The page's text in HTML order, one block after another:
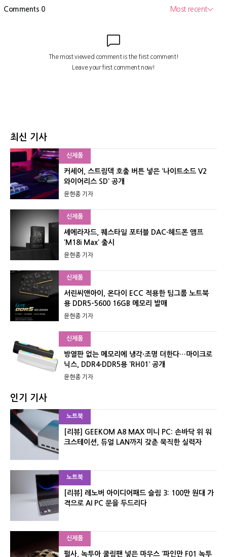
최신 기사
신제품
커세어, 스트림덱 호출 버튼 넣은 ‘나이트소드 V2
와이어리스 SD’ 공개
윤현종 기자
신제품
셰에라자드, 퀘스타일 포터블 DAC·헤드폰 앰프
‘M18i Max’ 출시
윤현종 기자
신제품
서린씨앤아이, 온다이 ECC 적용한 팀그룹 노트북
용 DDR5-5600 16GB 메모리 발매
윤현종 기자
신제품
방열판 없는 메모리에 냉각·조명 더한다…마이크로
닉스, DDR4·DDR5용 ‘RH01’ 공개
윤현종 기자
인기 기사
노트북
[리뷰] GEEKOM A8 MAX 미니 PC: 손바닥 위 워
크스테이션, 듀얼 LAN까지 갖춘 묵직한 실력자
노트북
[리뷰] 레노버 아이디어패드 슬림 3: 100만 원대 가
격으로 AI PC 문을 두드리다
신제품
펄사, 녹투아 쿨링팬 넣은 마우스 ‘파인만 F01 녹투